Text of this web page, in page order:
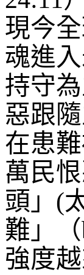
現今
魂進
持守
惡跟
在患
萬民恨
頭」 (
難」（
強度